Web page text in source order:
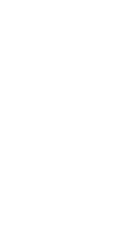
la favorite